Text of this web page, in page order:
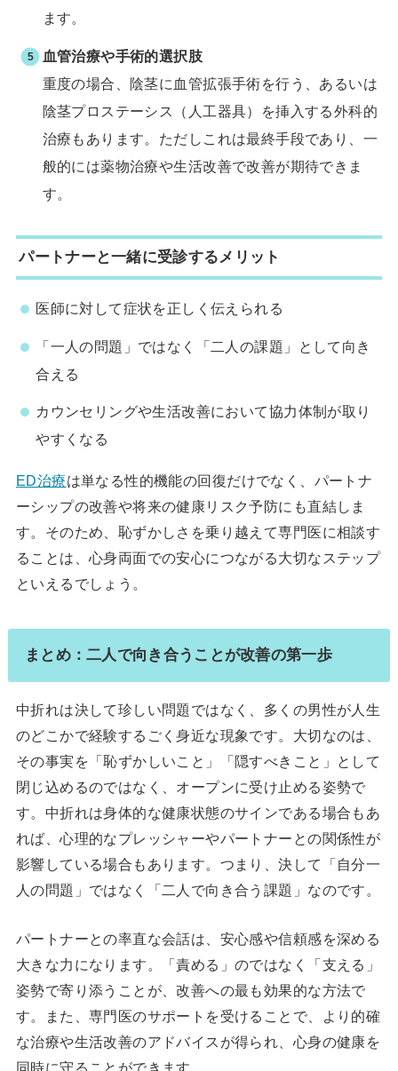
ます。
血管治療や手術的選択肢
重度の場合、陰茎に血管拡張手術を行う、あるいは
陰茎プロステーシス（人工器具）を挿入する外科的
治療もあります。ただしこれは最終手段であり、一
般的には薬物治療や生活改善で改善が期待できま
す。
パートナーと一緒に受診するメリット
医師に対して症状を正しく伝えられる
「一人の問題」ではなく「二人の課題」として向き
合える
カウンセリングや生活改善において協力体制が取り
やすくなる
ED治療は単なる性的機能の回復だけでなく、パートナ
ーシップの改善や将来の健康リスク予防にも直結しま
す。そのため、恥ずかしさを乗り越えて専門医に相談す
ることは、心身両面での安心につながる大切なステップ
といえるでしょう。
まとめ：二人で向き合うことが改善の第一歩
中折れは決して珍しい問題ではなく、多くの男性が人生
のどこかで経験するごく身近な現象です。大切なのは、
その事実を「恥ずかしいこと」「隠すべきこと」として
閉じ込めるのではなく、オープンに受け止める姿勢で
す。中折れは身体的な健康状態のサインである場合もあ
れば、心理的なプレッシャーやパートナーとの関係性が
影響している場合もあります。つまり、決して「自分一
人の問題」ではなく「二人で向き合う課題」なのです。
パートナーとの率直な会話は、安心感や信頼感を深める
大きな力になります。「責める」のではなく「支える」
姿勢で寄り添うことが、改善への最も効果的な方法で
す。また、専門医のサポートを受けることで、より的確
な治療や生活改善のアドバイスが得られ、心身の健康を